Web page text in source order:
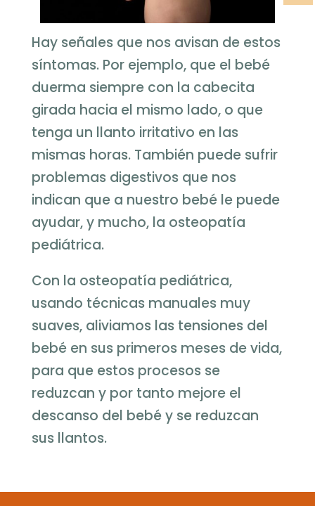
Hay señales que nos avisan de estos
síntomas. Por ejemplo, que el bebé
duerma siempre con la cabecita
girada hacia el mismo lado, o que
tenga un llanto irritativo en las
mismas horas. También puede sufrir
problemas digestivos que nos
indican que a nuestro bebé le puede
ayudar, y mucho, la osteopatía
pediátrica.
Con la osteopatía pediátrica,
usando técnicas manuales muy
suaves, aliviamos las tensiones del
bebé en sus primeros meses de vida,
para que estos procesos se
reduzcan y por tanto mejore el
descanso del bebé y se reduzcan
sus llantos.